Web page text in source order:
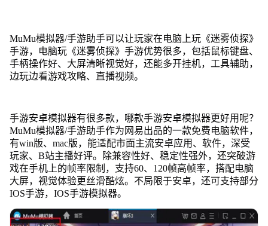
MuMu模拟器/手游助手可以让玩家在电脑上玩《迷雾侦探》
手游，电脑玩《迷雾侦探》手游优势很多，包括鼠标键盘、
手柄操作好、大屏清晰视觉好，还能多开挂机，工具辅助，
边玩边看游戏攻略、直播视频。
手游安卓模拟器有很多款，哪款手游安卓模拟器更好用呢？
MuMu模拟器/手游助手作为网易出品的一款免费电脑软件，
有win版、mac版，能适配市面主流安卓应用、软件，深受
玩家、B站主播好评。除兼容性好、稳定性强外，还突破游
戏在手机上的帧率限制，支持60、120帧高帧率，搭配电脑
大屏，视觉体验更丝滑酷炫。不局限于安卓，还可支持部分
IOS手游，IOS手游模拟器。